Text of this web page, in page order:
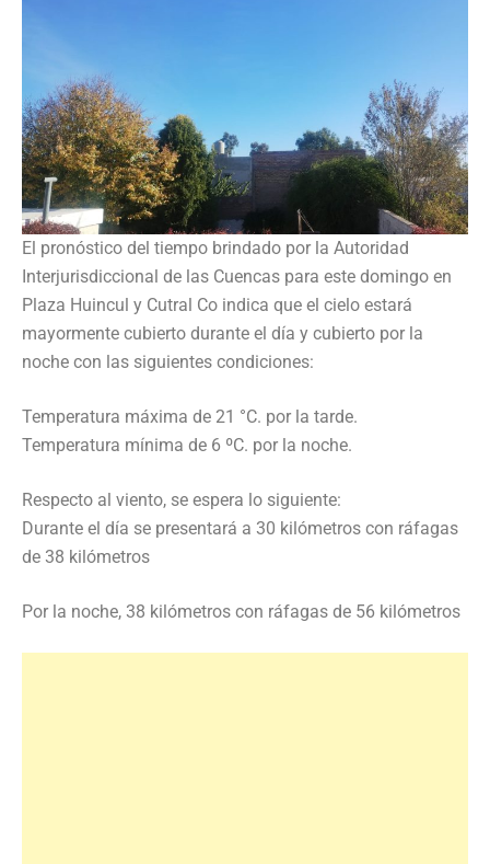
El pronóstico del tiempo brindado por la Autoridad
Interjurisdiccional de las Cuencas para este domingo en
Plaza Huincul y Cutral Co indica que el cielo estará
mayormente cubierto durante el día y cubierto por la
noche con las siguientes condiciones:
Temperatura máxima de 21 °C. por la tarde.
Temperatura mínima de 6 ºC. por la noche.
Respecto al viento, se espera lo siguiente:
Durante el día se presentará a 30 kilómetros con ráfagas
de 38 kilómetros
Por la noche, 38 kilómetros con ráfagas de 56 kilómetros